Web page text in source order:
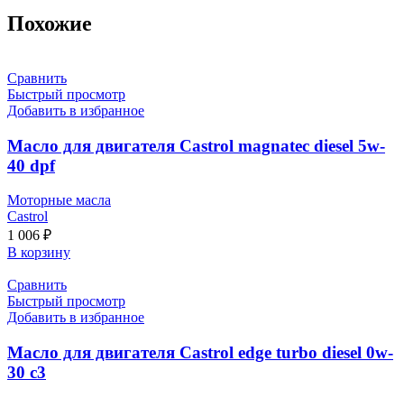
Похожие
Сравнить
Быстрый просмотр
Добавить в избранное
Масло для двигателя Castrol magnatec diesel 5w-
40 dpf
Моторные масла
Castrol
1 006 ₽
В корзину
Сравнить
Быстрый просмотр
Добавить в избранное
Масло для двигателя Castrol edge turbo diesel 0w-
30 c3